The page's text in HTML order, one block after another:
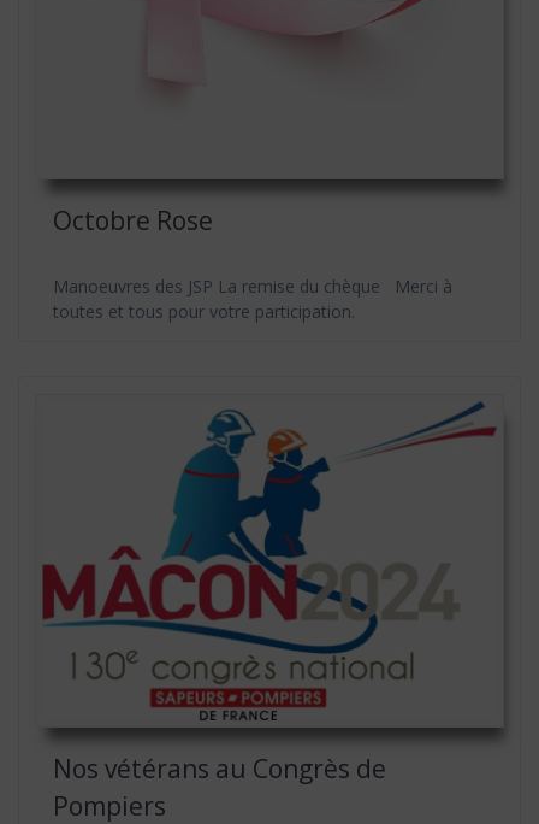
Octobre Rose
Manoeuvres des JSP La remise du chèque Merci à
toutes et tous pour votre participation.
Nos vétérans au Congrès de
Pompiers